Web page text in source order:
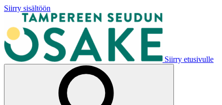
Siirry sisältöön
Siirry etusivulle